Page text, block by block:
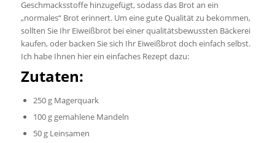
Geschmacksstoffe hinzugefügt, sodass das Brot an ein
„normales“ Brot erinnert. Um eine gute Qualität zu bekommen,
sollten Sie Ihr Eiweißbrot bei einer qualitätsbewussten Bäckerei
kaufen, oder backen Sie sich Ihr Eiweißbrot doch einfach selbst.
Ich habe Ihnen hier ein einfaches Rezept dazu:
Zutaten:
250 g Magerquark
100 g gemahlene Mandeln
50 g Leinsamen